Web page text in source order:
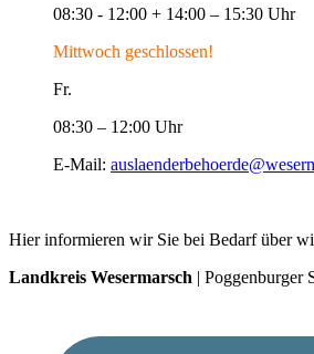
08:30 - 12:00 + 14:00 – 15:30 Uhr
Mittwoch geschlossen!
Fr.
08:30 – 12:00 Uhr
E-Mail:
Hier informieren wir Sie bei Bedarf über
Landkreis Wesermarsch | Poggenburger